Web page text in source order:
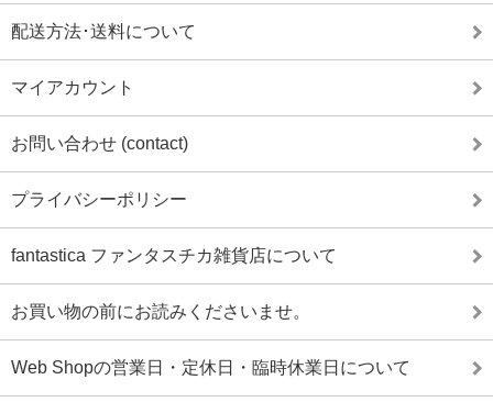
配送方法･送料について
マイアカウント
お問い合わせ (contact)
プライバシーポリシー
fantastica ファンタスチカ雑貨店について
お買い物の前にお読みくださいませ。
Web Shopの営業日・定休日・臨時休業日について